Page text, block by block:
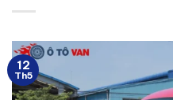
12
Th5